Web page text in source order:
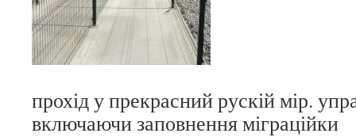
прохід у прекрасний рускій мір.
включаючи заповнення міграційки